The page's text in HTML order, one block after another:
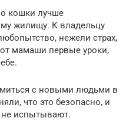
кошки лучше
жилищу. К владельцу
нежели страх,
мамаши первые уроки,
с новыми людьми в
что это безопасно, и
не испытывают.